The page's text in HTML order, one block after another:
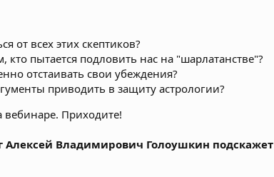
от всех этих скептиков?
кто пытается подловить нас на "шарлатанстве"?
отстаивать свои убеждения?
приводить в защиту астрологии?
вебинаре. Приходите!
Владимирович Голоушкин подскажет